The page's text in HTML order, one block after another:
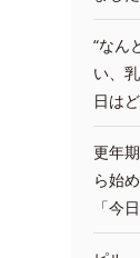
“なん
い、
日は
更年
ら始
「今